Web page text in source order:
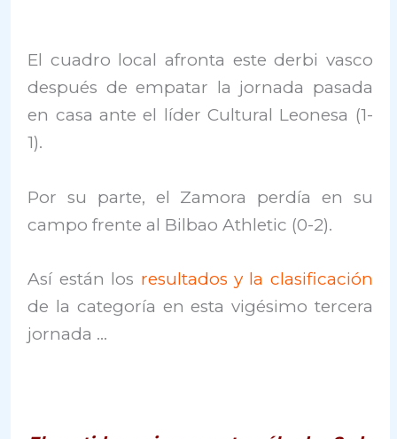
El cuadro local afronta este derbi vasco
después de empatar la jornada pasada
en casa ante el líder Cultural Leonesa (1-
1).
Por su parte, el Zamora perdía en su
campo frente al Bilbao Athletic (0-2).
Así están los resultados y la clasificación
de la categoría en esta vigésimo tercera
jornada …